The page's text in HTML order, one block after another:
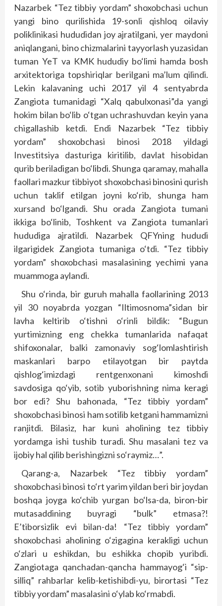
Nazarbek “Tez tibbiy yordam” shoxobchasi uchun
yangi bino qurilishida 19-sonli qishloq oilaviy
poliklinikasi hududidan joy ajratilgani, yer maydoni
aniqlangani, bino chizmalarini tayyorlash yuzasidan
tuman YeT va KMK hududiy bo‘limi hamda bosh
arxitektoriga topshiriqlar berilgani ma’lum qilindi.
Lekin kalavaning uchi 2017 yil 4 sentyabrda
Zangiota tumanidagi “Xalq qabulxonasi”da yangi
hokim bilan bo‘lib o‘tgan uchrashuvdan keyin yana
chigallashib ketdi. Endi Nazarbek “Tez tibbiy
yordam” shoxobchasi binosi 2018 yildagi
Investitsiya dasturiga kiritilib, davlat hisobidan
qurib beriladigan bo‘libdi. Shunga qaramay, mahalla
faollari mazkur tibbiyot shoxobchasi binosini qurish
uchun taklif etilgan joyni ko‘rib, shunga ham
xursand bo‘lgandi. Shu orada Zangiota tumani
ikkiga bo‘linib, Toshkent va Zangiota tumanlari
hududiga ajratildi. Nazarbek QFYning hududi
ilgarigidek Zangiota tumaniga o‘tdi. “Tez tibbiy
yordam” shoxobchasi masalasining yechimi yana
muammoga aylandi.
Shu o‘rinda, bir guruh mahalla faollarining 2013
yil 30 noyabrda yozgan “Iltimosnoma”sidan bir
lavha keltirib o‘tishni o‘rinli bildik: “Bugun
yurtimizning eng chekka tumanlarida nafaqat
shifoxonalar, balki zamonaviy sog‘lomlashtirish
maskanlari barpo etilayotgan bir paytda
qishlog‘imizdagi rentgenxonani kimoshdi
savdosiga qo‘yib, sotib yuborishning nima keragi
bor edi? Shu bahonada, “Tez tibbiy yordam”
shoxobchasi binosi ham sotilib ketgani hammamizni
ranjitdi. Bilasiz, har kuni aholining tez tibbiy
yordamga ishi tushib turadi. Shu masalani tez va
ijobiy hal qilib berishingizni so‘raymiz…”.
Qarang-a, Nazarbek “Tez tibbiy yordam”
shoxobchasi binosi to‘rt yarim yildan beri bir joydan
boshqa joyga ko‘chib yurgan bo‘lsa-da, biron-bir
mutasaddining buyragi “bulk” etmasa?!
E’tiborsizlik evi bilan-da! “Tez tibbiy yordam”
shoxobchasi aholining o‘zigagina kerakligi uchun
o‘zlari u eshikdan, bu eshikka chopib yuribdi.
Zangiotaga qanchadan-qancha hammayog‘i “sip-
silliq” rahbarlar kelib-ketishibdi-yu, birortasi “Tez
tibbiy yordam” masalasini o‘ylab ko‘rmabdi.